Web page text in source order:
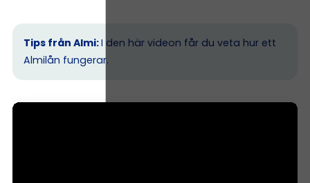
Tips från Almi:I den här videon får du veta hur ett
Almilån fungerar.